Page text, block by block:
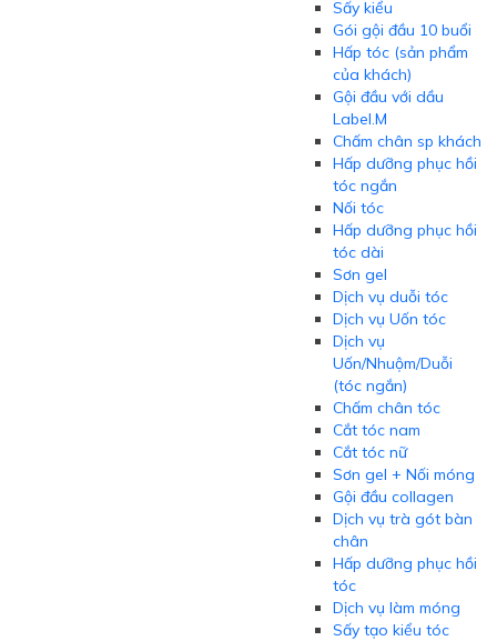
Sấy kiểu
Gói gội đầu 10 buổi
Hấp tóc (sản phẩm
của khách)
Gội đầu với dầu
Label.M
Chấm chân sp khách
Hấp dưỡng phục hồi
tóc ngắn
Nối tóc
Hấp dưỡng phục hồi
tóc dài
Sơn gel
Dịch vụ duỗi tóc
Dịch vụ Uốn tóc
Dịch vụ
Uốn/Nhuộm/Duỗi
(tóc ngắn)
Chấm chân tóc
Cắt tóc nam
Cắt tóc nữ
Sơn gel + Nối móng
Gội đầu collagen
Dịch vụ trà gót bàn
chân
Hấp dưỡng phục hồi
tóc
Dịch vụ làm móng
Sấy tạo kiểu tóc